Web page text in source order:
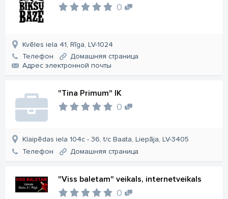
0
Kvēles iela 41, Rīga, LV-1024
Телефон
Домашняя страница
Aдрес электронной почты
"Tina Primum" IK
0
Klaipēdas iela 104c - 36, t/c Baata, Liepāja, LV-3405
Телефон
Домашняя страница
"Viss baletam" veikals, internetveikals
0